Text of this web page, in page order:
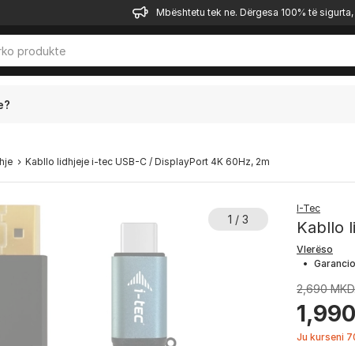
Mbështetu tek ne. Dërgesa 100% të
Kabllo lidhjeje i-tec USB-C / DisplayPort 4K 60Hz, 2m
1 / 3
I-Tec
Kabllo
Vlerëso
•
2,690
Ju kurseni